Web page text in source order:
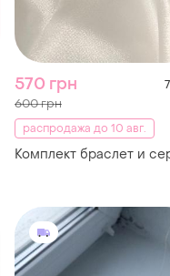
570 грн 7
600 грн
распродажа до 10 авг.
Комплект браслет и